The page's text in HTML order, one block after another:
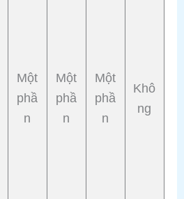
Một
phầ
n
Một
phầ
n
Một
phầ
n
Khô
ng